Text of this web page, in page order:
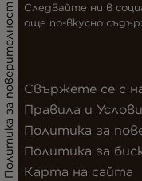
Политика за поверителност
Следвайте ни в
още по-вкусно
Свържете се с
Правила и
Политика за
Политика за
Карта на сайта